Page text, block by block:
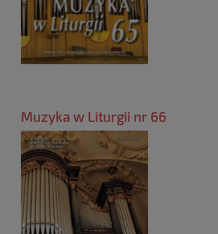
Muzyka w Liturgii nr 66